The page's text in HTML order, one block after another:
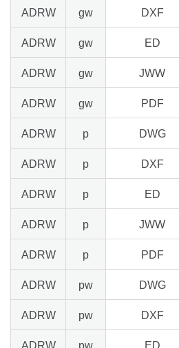
ADRW gw DXF
ADRW gw ED
ADRW gw JWW
ADRW gw PDF
ADRW p DWG
ADRW p DXF
ADRW p ED
ADRW p JWW
ADRW p PDF
ADRW pw DWG
ADRW pw DXF